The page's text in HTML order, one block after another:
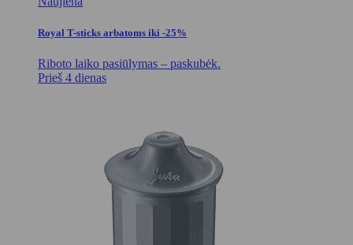
Royal T-sticks arbatoms iki -25%
Riboto laiko pasiūlymas – paskubėk.
Prieš 4 dienas